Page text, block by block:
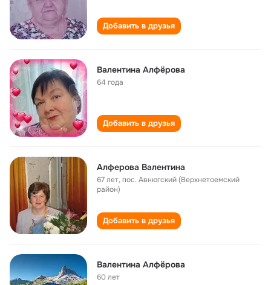
Добавить в друзья
Валентина Алфёрова
64 года
Добавить в друзья
Алферова Валентина
67 лет,пос. Авнюгский (Верхнетоемский
район)
Добавить в друзья
Валентина Алфёрова
60 лет